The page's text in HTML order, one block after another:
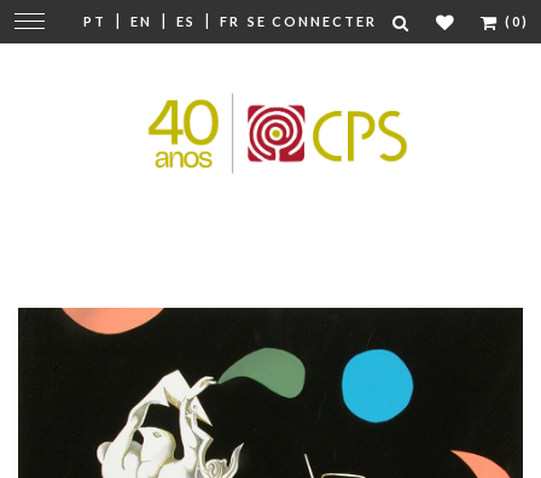
PT | EN | ES | FR SE CONNECTER (0)
Modifier
la